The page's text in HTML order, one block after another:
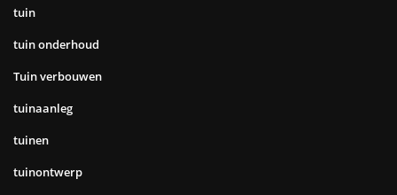
tuin
tuin onderhoud
Tuin verbouwen
tuinaanleg
tuinen
tuinontwerp